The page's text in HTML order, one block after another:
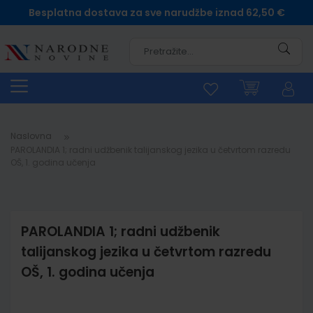
Besplatna dostava za sve narudžbe iznad 62,50 €
Naslovna
PAROLANDIA 1; radni udžbenik
talijanskog jezika u četvrtom razredu
OŠ, 1. godina učenja